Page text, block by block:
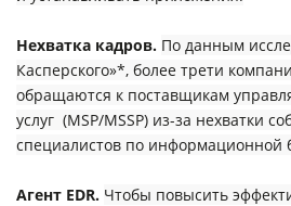
Нехватка кадров. По данным
Касперского»*, более трети
обращаются к поставщикам
услуг (MSP/MSSP) из-за нехватки
специалистов по информационной
Агент EDR. Чтобы повысить